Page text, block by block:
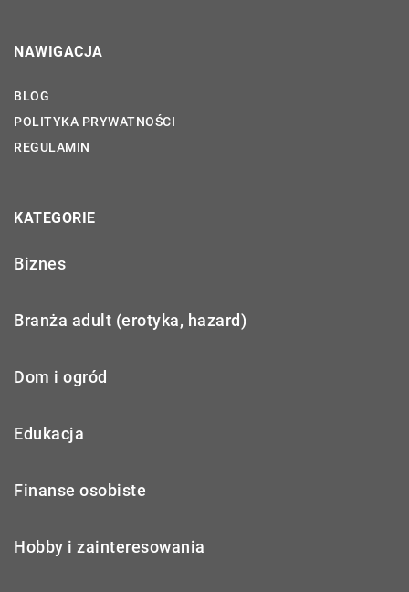
NAWIGACJA
BLOG
POLITYKA PRYWATNOŚCI
REGULAMIN
KATEGORIE
Biznes
Branża adult (erotyka, hazard)
Dom i ogród
Edukacja
Finanse osobiste
Hobby i zainteresowania